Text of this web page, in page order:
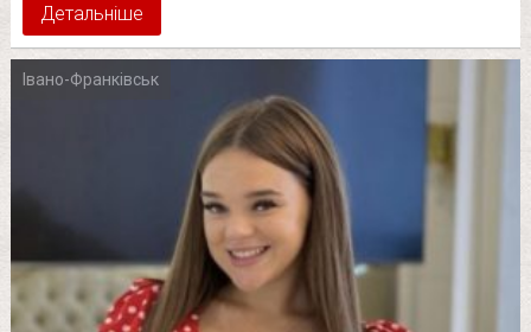
Детальніше
Івано-Франківськ